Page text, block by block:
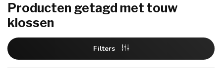
Producten getagd met touw
klossen
Filters